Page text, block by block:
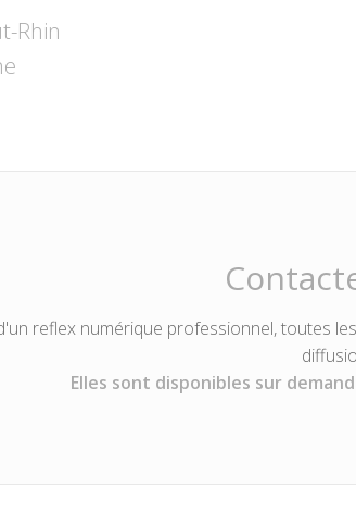
Rhin
reflex numérique professionnel, toutes
Elles sont disponibles sur